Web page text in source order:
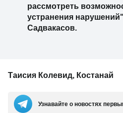
рассмотреть
устранения
Садвакасов.
Таисия Колевид, Костанай
Узнавайте о новостях